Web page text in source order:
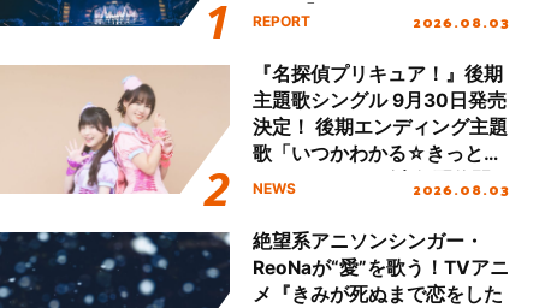
Final「NICE to meet YOU
ート!!
REPORT 2026.08.03
『名探偵プリキュア！』後期
主題歌シングル 9月30日発売
決定！ 後期エンディング主題
歌「いつかわかる☆きっとあ
える」TVサイズ先行配信開
NEWS 2026.08.03
絶望系アニソンシンガー・
ReoNaが“愛”を歌う！TVアニ
メ『きみが死ぬまで恋をした